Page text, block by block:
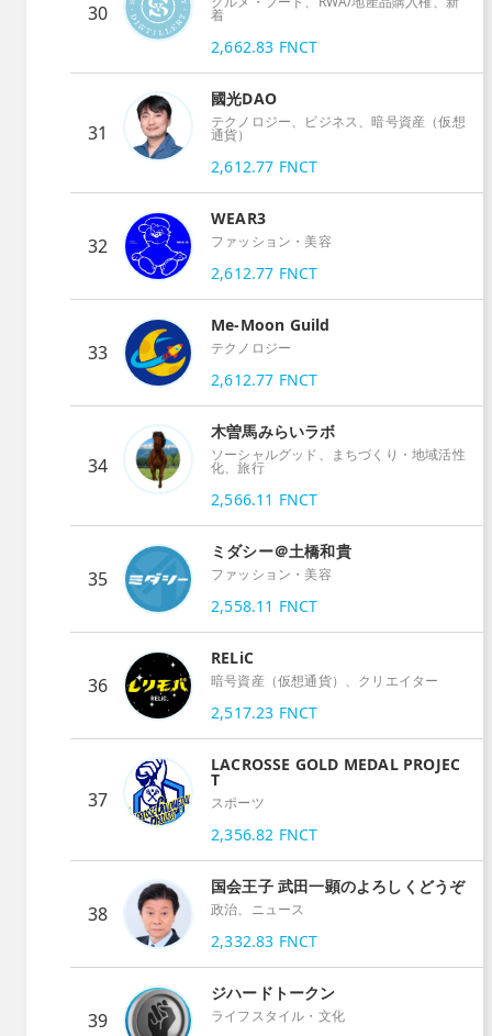
30 着
2,662.83 FNCT
31
國光DAO
テクノロジー、ビジネス、暗号資産（仮想
通貨）
2,612.77 FNCT
32
WEAR3
ファッション・美容
2,612.77 FNCT
33
Me-Moon Guild
テクノロジー
2,612.77 FNCT
34
木曽馬みらいラボ
ソーシャルグッド、まちづくり・地域活性
化、旅行
2,566.11 FNCT
35
ミダシー＠土橋和貴
ファッション・美容
2,558.11 FNCT
36
RELiC
暗号資産（仮想通貨）、クリエイター
2,517.23 FNCT
37
LACROSSE GOLD MEDAL PROJEC
T
スポーツ
2,356.82 FNCT
38
国会王子 武田一顕のよろしくどうぞ
政治、ニュース
2,332.83 FNCT
39
ジハードトークン
ライフスタイル・文化